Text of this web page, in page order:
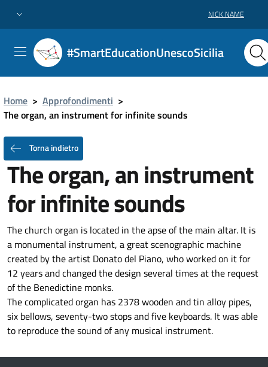
NICK NAME
#SmartEducationUnescoSicilia
Home > Approfondimenti >
The organ, an instrument for infinite sounds
Torna indietro
The organ, an instrument
for infinite sounds
The church organ is located in the apse of the main altar. It is
a monumental instrument, a great scenographic machine
created by the artist Donato del Piano, who worked on it for
12 years and changed the design several times at the request
of the Benedictine monks.
The complicated organ has 2378 wooden and tin alloy pipes,
six bellows, seventy-two stops and five keyboards. It was able
to reproduce the sound of any musical instrument.